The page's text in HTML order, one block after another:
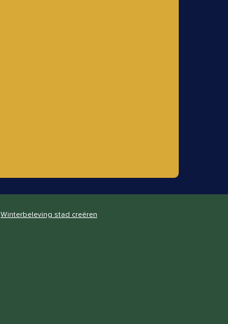
Winterbeleving stad creëren